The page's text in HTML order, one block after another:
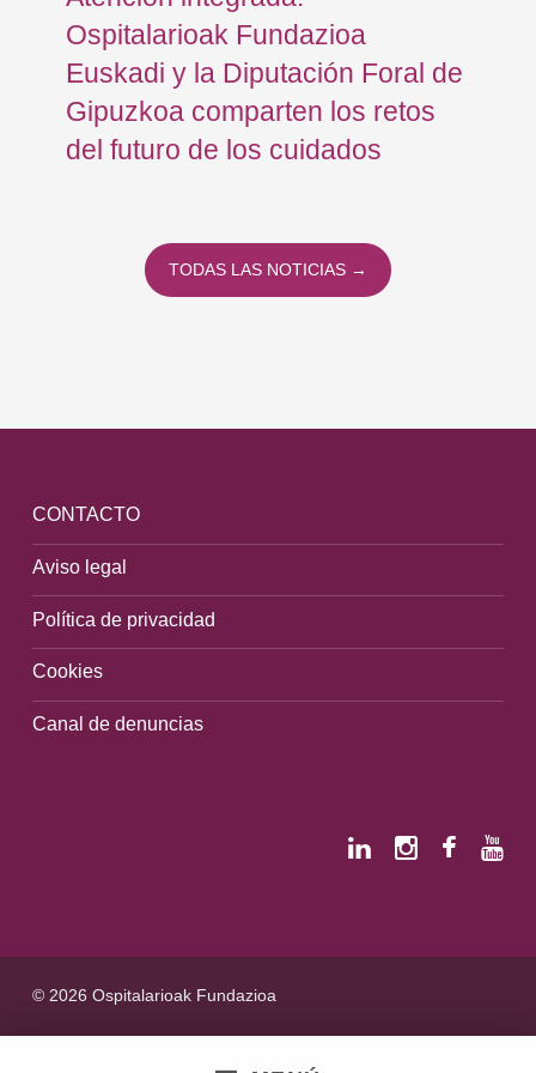
Ospitalarioak Fundazioa
Euskadi y la Diputación Foral de
Gipuzkoa comparten los retos
del futuro de los cuidados
TODAS LAS NOTICIAS →
CONTACTO
Aviso legal
Política de privacidad
Cookies
Canal de denuncias
© 2026 Ospitalarioak Fundazioa